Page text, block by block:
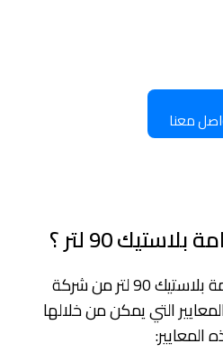
معنا
90 لتر ؟
تختلف أسعار صندوق قمامة بلاستيك 90 لتر من شركة
التي يمكن من خلالها